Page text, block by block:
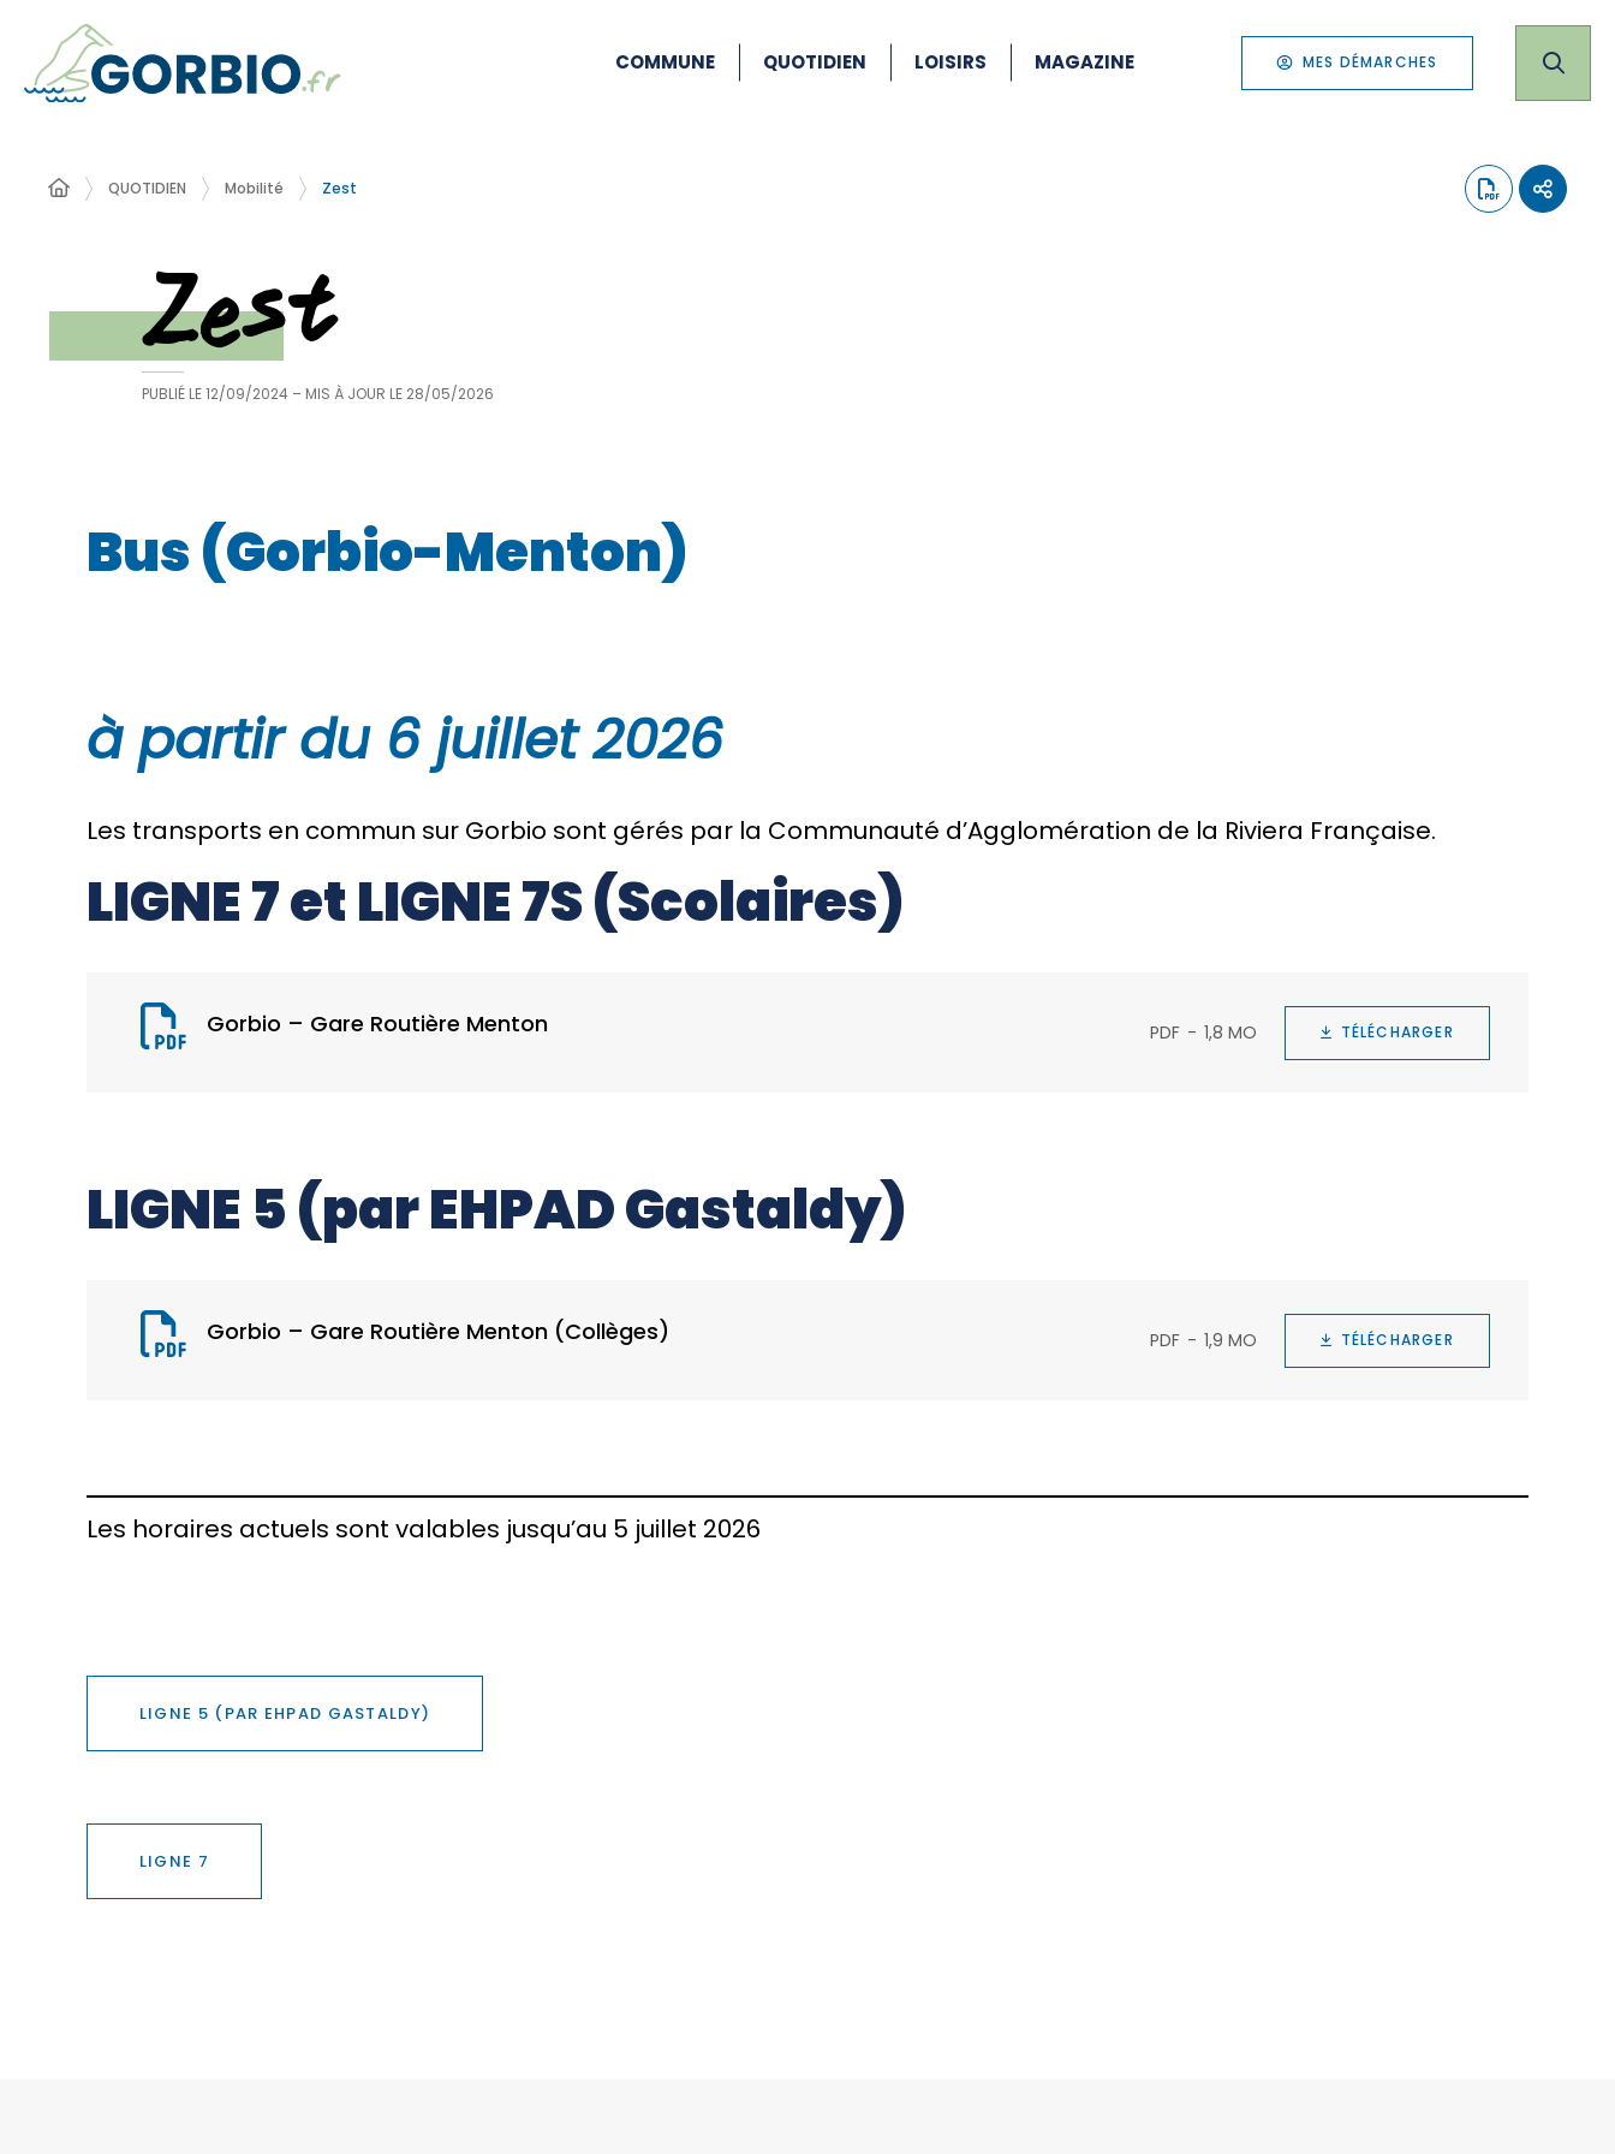
COMMUNE QUOTIDIEN LOISIRS MAGAZINE MES DÉMARCHES
QUOTIDIEN Mobilité Zest
Zest
PUBLIÉ LE12/09/2024 – MIS À JOUR LE 28/05/2026
Bus (Gorbio-Menton)
à partir du 6 juillet 2026
Les transports en commun sur Gorbio sont gérés par la Communauté d’Agglomération de la Riviera Française.
LIGNE 7 et LIGNE 7S (Scolaires)
Gorbio – Gare Routière Menton PDF 1,8 MO TÉLÉCHARGER
LIGNE 5 (par EHPAD Gastaldy)
Gorbio – Gare Routière Menton (Collèges) PDF 1,9 MO TÉLÉCHARGER
Les horaires actuels sont valables jusqu’au 5 juillet 2026
LIGNE 5 (PAR EHPAD GASTALDY)
LIGNE 7